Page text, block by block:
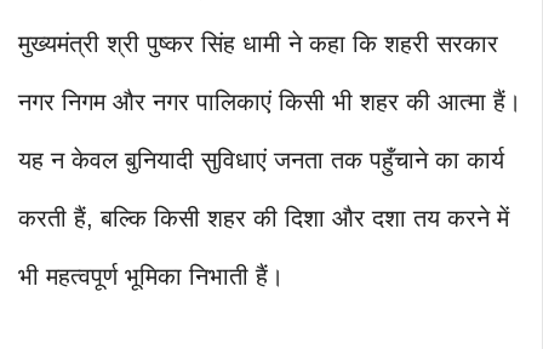
मुख्यमंत्री श्री पुष्कर सिंह धामी ने कहा कि शहरी सरकार
नगर निगम और नगर पालिकाएं किसी भी शहर की आत्मा हैं।
यह न केवल बुनियादी सुविधाएं जनता तक पहुँचाने का कार्य
करती हैं, बल्कि किसी शहर की दिशा और दशा तय करने में
भी महत्वपूर्ण भूमिका निभाती हैं।